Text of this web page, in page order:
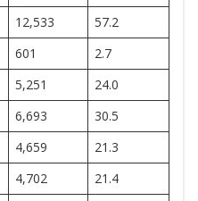
12,533
57.2
601
2.7
5,251
24.0
6,693
30.5
4,659
21.3
4,702 21.4